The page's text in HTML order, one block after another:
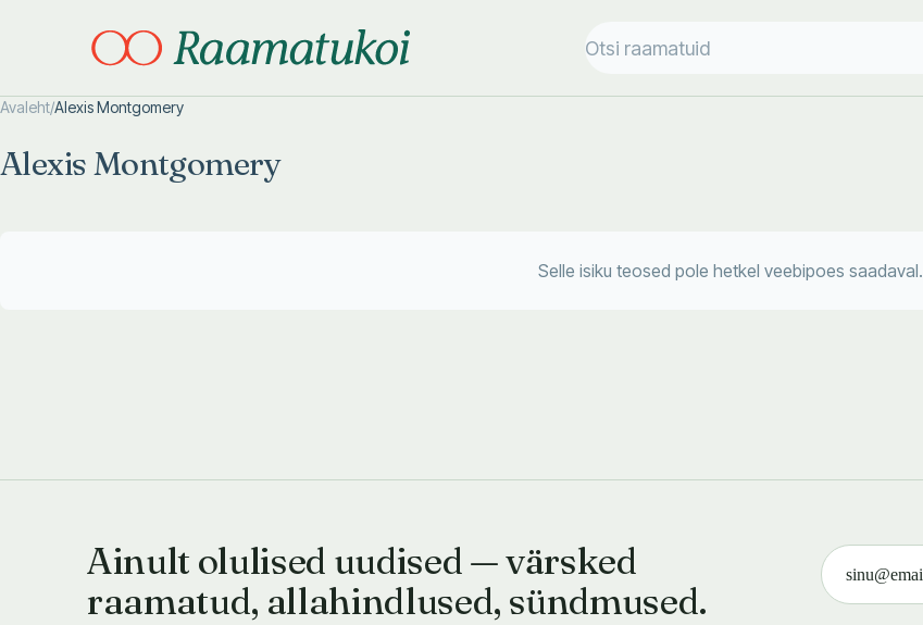
Avaleht/Alexis Montgomery
Alexis Montgomery
Selle isiku teosed pole hetkel veebipoes saadaval.
Ainult olulised uudised — värsked
raamatud, allahindlused, sündmused.